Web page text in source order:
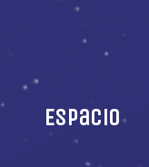
Espacio